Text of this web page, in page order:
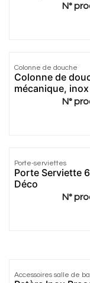
N°
Colonne de douche
Colonne de
mécanique,
N°
Porte-serviettes
Porte Serviette
Déco
N°
Accessoires salle de